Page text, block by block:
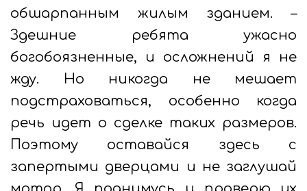
обшарпанным жилым зданием. –
Здешние ребята ужасно
богобоязненные, и осложнений я не
жду. Но никогда не мешает
подстраховаться, особенно когда
речь идет о сделке таких размеров.
Поэтому оставайся здесь с
запертыми дверцами и не заглушай